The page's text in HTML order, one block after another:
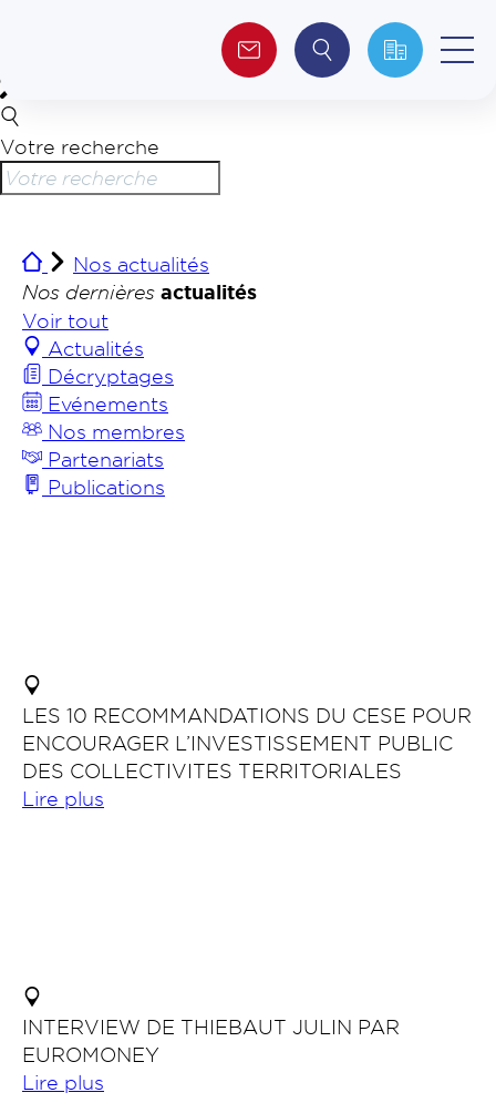
Qui sommes-nous ?
Investisseurs
Journalistes
Votre recherche
Nos actualités
Nos dernières actualités
Voir tout
Actualités
Décryptages
Evénements
Nos membres
Partenariats
Publications
LES 10 RECOMMANDATIONS DU CESE POUR
ENCOURAGER L’INVESTISSEMENT PUBLIC
DES COLLECTIVITES TERRITORIALES
Lire plus
INTERVIEW DE THIEBAUT JULIN PAR
EUROMONEY
Lire plus